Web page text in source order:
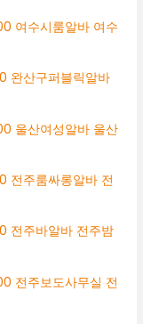
여수시룸알바 여수
완산구퍼블릭알바
울산여성알바 울산
전주룸싸롱알바 전
전주바알바 전주밤
전주보도사무실 전